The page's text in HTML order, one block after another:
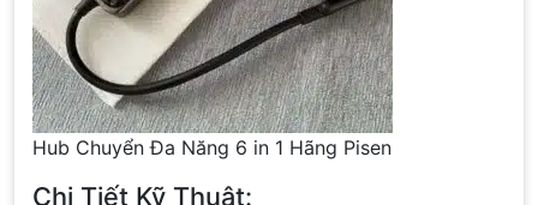
Hub Chuyển Đa Năng 6 in 1 Hãng Pisen
Chi Tiết Kỹ Thuật: